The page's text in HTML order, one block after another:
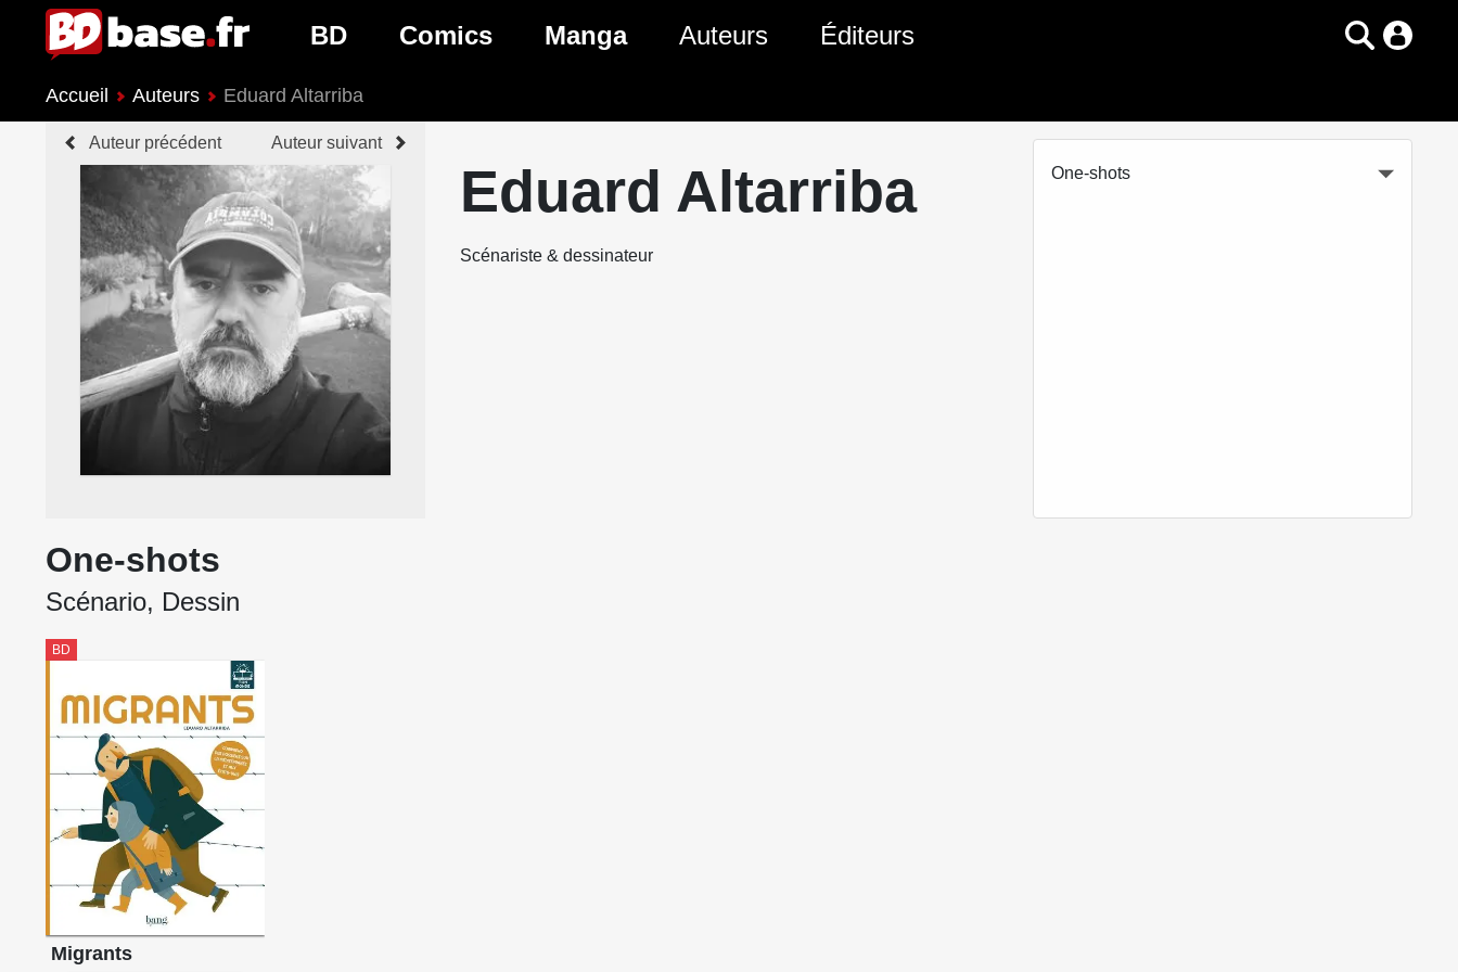
BD
Nouveautés BD
Prochaines sorties BD
Genres BD
Comics
Genres Comics
Manga
Genres Manga
Auteurs Éditeurs
Accueil Auteurs Eduard Altarriba
Auteur précédent Auteur suivant
Eduard Altarriba
Scénariste & dessinateur
One-shots
One-shots
Scénario, Dessin
BD
Migrants